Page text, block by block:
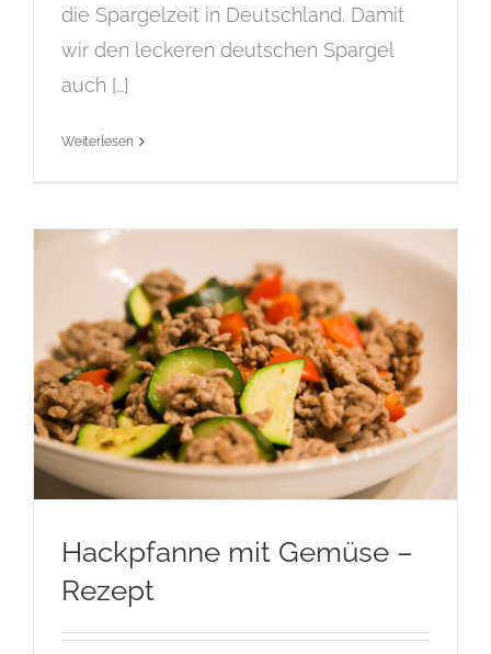
die Spargelzeit in Deutschland. Damit
wir den leckeren deutschen Spargel
auch […]
Weiterlesen
Hackpfanne mit Gemüse –
Rezept